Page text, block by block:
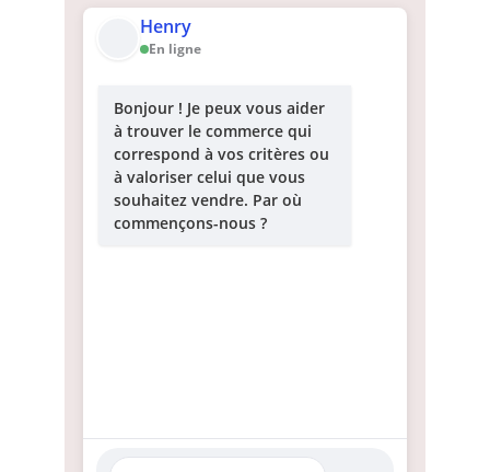
Henry
En ligne
Bonjour ! Je peux vous aider
à trouver le commerce qui
correspond à vos critères ou
à valoriser celui que vous
souhaitez vendre. Par où
commençons-nous ?